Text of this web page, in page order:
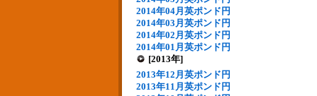
2014年04月英ポンド円
2014年03月英ポンド円
2014年02月英ポンド円
2014年01月英ポンド円
[2013年]
2013年12月英ポンド円
2013年11月英ポンド円